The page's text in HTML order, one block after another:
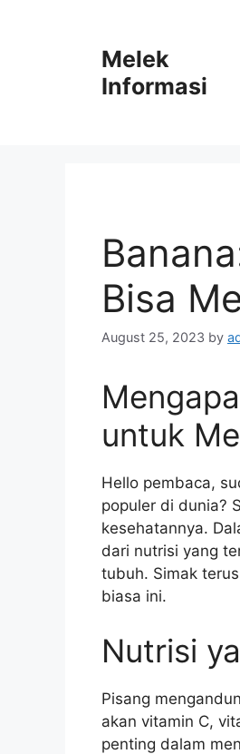
Melek
Informasi
Bisa
August 25, 2023 by
untuk
Hello pembaca,
populer di dunia?
kesehatannya.
dari nutrisi yang
tubuh. Simak
biasa ini.
Nutrisi
Pisang
akan vitamin C,
penting dalam